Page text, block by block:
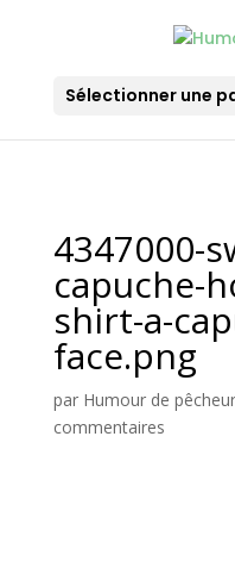
Sélectionner une
4347000-
capuche-
shirt-a-
face.png
par Humour de pêcheur
commentaires